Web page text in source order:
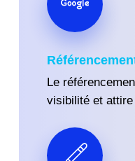
Le
visibilité et